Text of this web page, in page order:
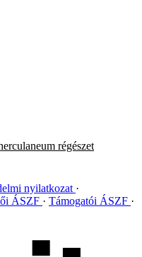
régészet
nyilatkozat
ÁSZF
Támogatói ÁSZF